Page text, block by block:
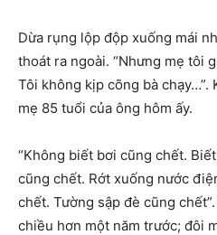
Dừa rụng lộp độp xuống mái
thoát ra ngoài. “Nhưng mẹ tôi
Tôi không kịp cõng bà chạy…”.
mẹ 85 tuổi của ông hôm ấy.
“Không biết bơi cũng chết.
cũng chết. Rớt xuống nước
chết. Tường sập đè cũng
chiều hơn một năm trước; đôi